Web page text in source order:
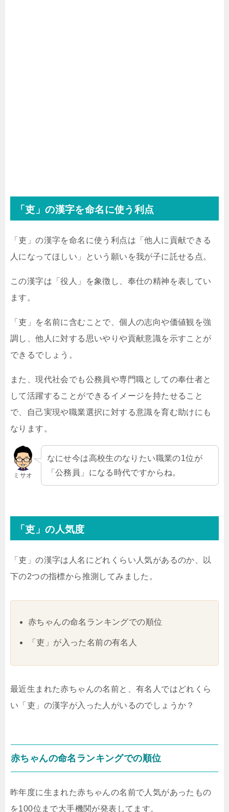
「吏」の漢字を命名に使う利点
「吏」の漢字を命名に使う利点は「他人に貢献できる
人になってほしい」という願いを我が子に託せる点。
この漢字は「役人」を象徴し、奉仕の精神を表してい
ます。
「吏」を名前に含むことで、個人の志向や価値観を強
調し、他人に対する思いやりや貢献意識を示すことが
できるでしょう。
また、現代社会でも公務員や専門職としての奉仕者と
して活躍することができるイメージを持たせること
で、自己実現や職業選択に対する意識を育む助けにも
なります。
ミサオ
なにせ今は高校生のなりたい職業の1位が
「公務員」になる時代ですからね。
「吏」の人気度
「吏」の漢字は人名にどれくらい人気があるのか、以
下の2つの指標から推測してみました。
赤ちゃんの命名ランキングでの順位
「吏」が入った名前の有名人
最近生まれた赤ちゃんの名前と、有名人ではどれくら
い「吏」の漢字が入った人がいるのでしょうか？
赤ちゃんの命名ランキングでの順位
昨年度に生まれた赤ちゃんの名前で人気があったもの
を100位まで大手機関が発表してます。